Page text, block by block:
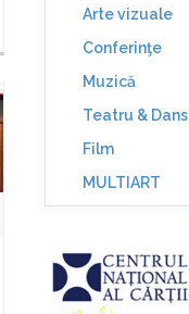
Arte vizuale
Conferinţe
Muzică
Teatru & Dans
Film
MULTIART